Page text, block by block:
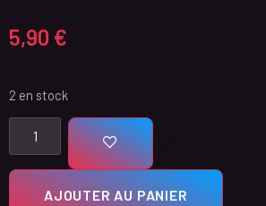
5,90 €
2 en stock
AJOUTER AU PANIER